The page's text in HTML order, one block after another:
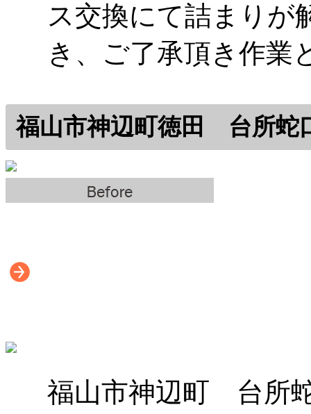
ス交換にて詰まりが
き、ご了承頂き作業
福山市神辺町徳田 台所蛇
福山市神辺町 台所